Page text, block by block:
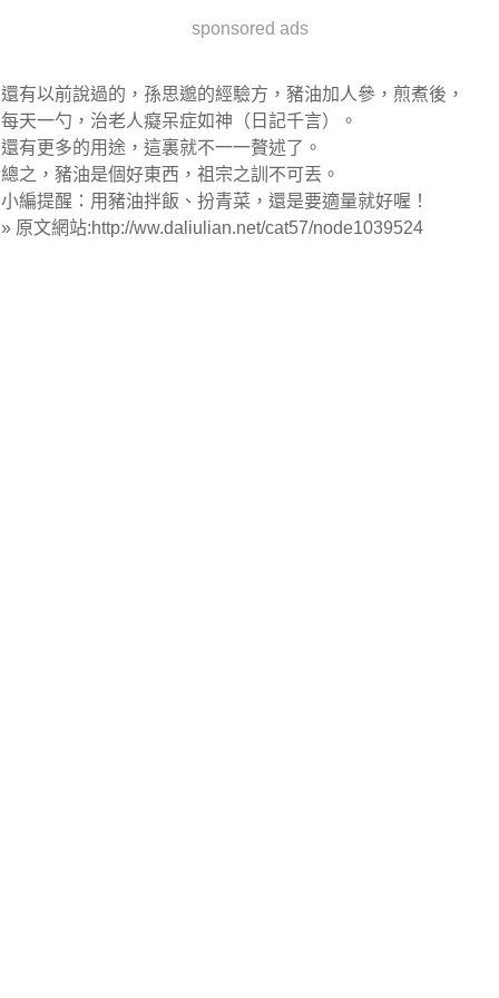
sponsored ads
還有以前說過的，孫思邈的經驗方，豬油加人參，煎煮後，
每天一勺，治老人癡呆症如神（日記千言）。
還有更多的用途，這裏就不一一贅述了。
總之，豬油是個好東西，祖宗之訓不可丟。
小編提醒：用豬油拌飯、扮青菜，還是要適量就好喔！
» 原文網站:http://ww.daliulian.net/cat57/node1039524